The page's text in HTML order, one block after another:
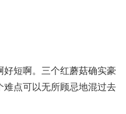
短啊。三个红蘑菇确实豪
点可以无所顾忌地混过去